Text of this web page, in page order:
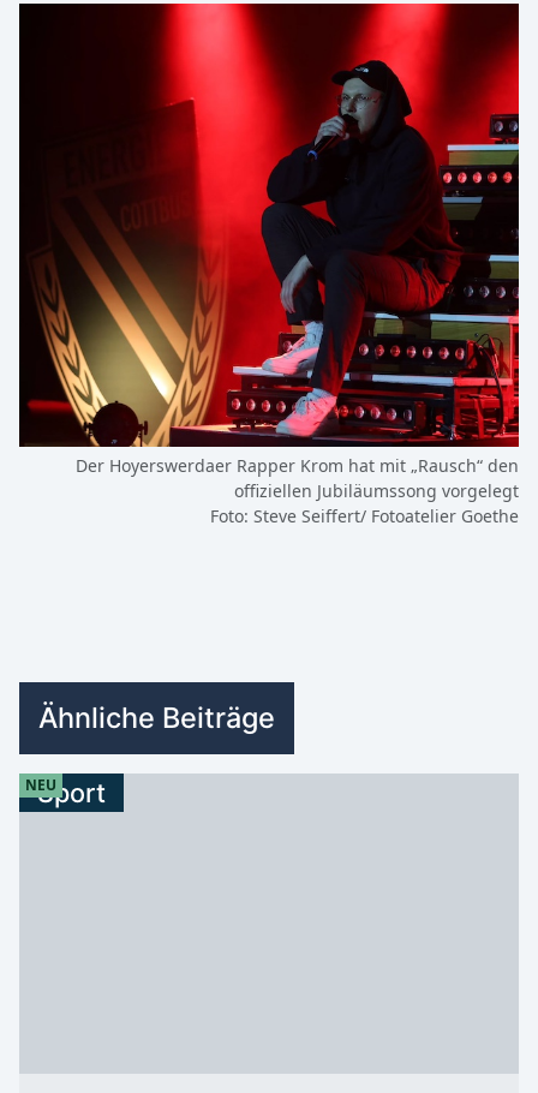
Der Hoyerswerdaer Rapper Krom hat mit „Rausch“ den
offiziellen Jubiläumssong vorgelegt
Foto: Steve Seiffert/ Fotoatelier Goethe
Ähnliche Beiträge
Sport
NEU